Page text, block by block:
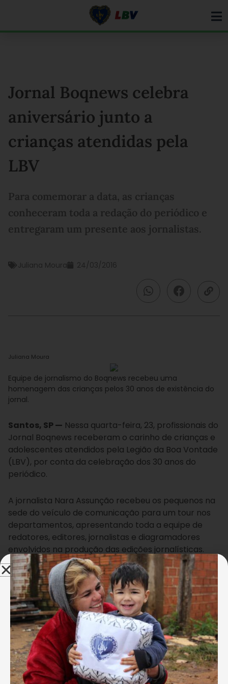
Jornal Boqnews celebra
aniversário junto a
crianças atendidas pela
LBV
Para comemorar a data, as crianças
conheceram toda a redação do periódico e
entregaram um presente aos jornalistas.
Juliana Moura 24/03/2016
Juliana Moura
Equipe de jornalismo do Boqnews recebeu uma
homenagem das crianças pelos 30 anos de existência do
jornal.
Santos, SP — Nessa quarta-feira, 23, profissionais do
Jornal Boqnews receberam o carinho de crianças e
adolescentes atendidos pela Legião da Boa Vontade
(LBV), por conta da celebração dos 30 anos do
periódico.
A jornalista Nara Assunção recebeu os pequenos na
sede do veículo de comunicação para um tour nos
departamentos, apresentando toda a equipe de
redatores, editores, jornalistas e diagramadores
envolvidos na produção das edições jornalísticas.
“Para nós foi um prazer recebê-los. Vamos deixar a
visitação em aberto, para que vocês tragam outros
atendidos para conhecer o jornal, incentivando-os à
leitura e à busca do conhecimento. Estaremos
sempre dispostos a ajudar”, disse Nara.
Juliana Moura
O cartunista Ronaldo Malacarne apresentou para as
crianças o seu trabalho, o que chamou muito a atenção